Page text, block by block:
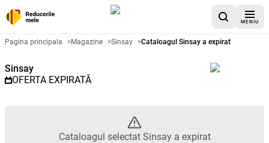
MENIU
Catalog promoțional Sinsay -
Pagina principala >Magazine >Sinsay >Cataloagul Sinsay a expirat
Sinsay
OFERTA EXPIRATĂ
Cataloagul selectat Sinsay a expirat